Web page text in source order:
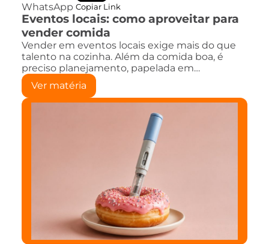
WhatsApp Copiar Link
Eventos locais: como aproveitar para
vender comida
Vender em eventos locais exige mais do que
talento na cozinha. Além da comida boa, é
preciso planejamento, papelada em…
Ver matéria